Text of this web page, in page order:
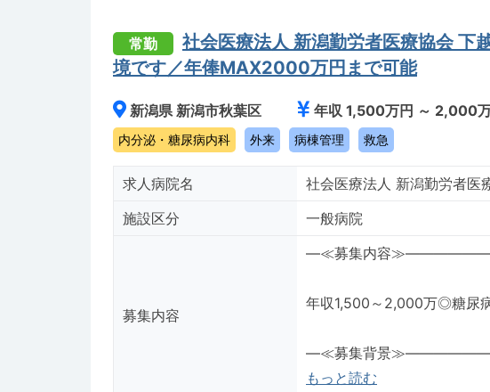
常勤
社会医療法人 新潟勤労者医療協会 下
境です／年俸MAX2000万円まで可能
新潟県 新潟市秋葉区 年収 1,500万円 ～ 2,000
内分泌・糖尿病内科 外来 病棟管理 救急
求人病院名
社会医療法人 新潟勤労者医
施設区分
一般病院
募集内容
―≪募集内容
年収1,500～2,000万◎糖尿
―≪募集背景
もっと読む